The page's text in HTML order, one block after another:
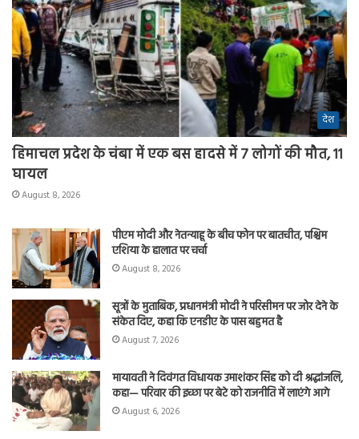
देश
हिमाचल प्रदेश के चंबा में एक बस हादसे में 7 लोगों की मौत, 11
घायल
August 8, 2026
पीएम मोदी और नेतन्याहू के बीच फोन पर बातचीत, पश्चिम
एशिया के हालात पर चर्चा
August 8, 2026
सूत्रों के मुताबिक, प्रधानमंत्री मोदी ने परिसीमन पर जोर देने के
संकेत दिए, कहा कि एनडीए के पास बहुमत है
August 7, 2026
मायावती ने दिवंगत विधायक उमाशंकर सिंह को दी श्रद्धांजलि,
कहा— परिवार की इच्छा पर बेटे को राजनीति में लाएंगे आगे
August 6, 2026